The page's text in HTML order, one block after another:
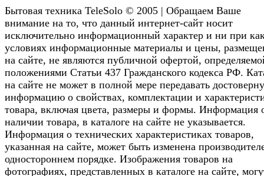
Бытовая техника TeleSolo © 2005 | Обращаем Ваше
внимание на то, что данный интернет-сайт носит
исключительно информационный характер и ни при
условиях информационные материалы и цены,
на сайте, не являются публичной офертой,
положениями Статьи 437 Гражданского кодекса РФ.
на сайте не может в полной мере передавать
информацию о свойствах, комплектации и
товара, включая цвета, размеры и формы. Информация
наличии товара, в каталоге на сайте не указывается.
Информация о технических характеристиках товаров,
указанная на сайте, может быть изменена
одностороннем порядке. Изображения товаров на
фотографиях, представленных в каталоге на сайте,